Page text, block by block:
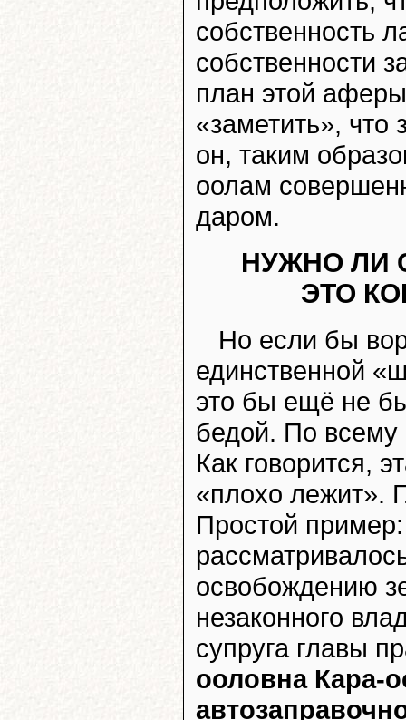
собственность
собственности
план этой
«заметить», что
он, таким
оолам
даром.
НУЖНО ЛИ
ЭТО
Но если бы
единственной
это бы ещё не
бедой. По всему
Как говорится,
«плохо лежит».
Простой
освобождению
незаконного
супруга главы
ооловна Кара-